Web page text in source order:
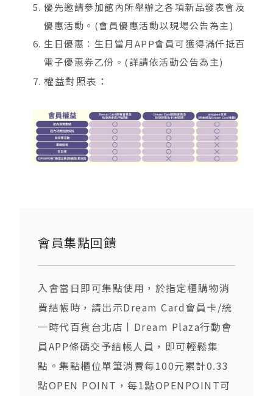
優先邀請參加館內所舉辦之各項新品發表會及
優惠活動。(會員優惠活動以現場公告為主)
生日優惠：生日當月APP會員可獲得滿仟抵百
電子優惠券乙份。(詳請依活動公告為主)
權益對照表：
會員集點回饋
入會當日即可集點使用，於指定櫃購物消
費結帳時，請出示Dream Card會員卡/統
一時代百貨台北店丨Dream Plaza行動會
員APP條碼交予結帳人員，即可輕鬆集
點。集點櫃位單筆消費每100元累計0.33
點OPEN POINT，每1點OPENPOINT可